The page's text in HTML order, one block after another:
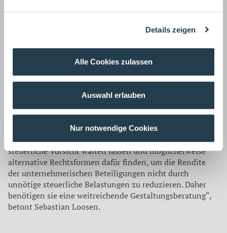
Details zeigen
Alle Cookies zulassen
Auswahl erlauben
Nur notwendige Cookies
selbst gewerblich tätigen oder geprägten
vermögensverwaltenden Personengesellschaft, sind dann
als gewerbliche Einkünfte zu besteuern, wenn diese
wiederum an einer gewerblichen tätigen Gesellschaft
beteiligt ist. „Das führt zu weitreichenden
Herausforderungen im Beteiligungsmanagement und
verkompliziert das Investmentgeschäft von
vermögensverwaltenden Personengesellschaft erheblich.
Investorinnen und Investoren müssen bei der Auswahl
ihrer Beteiligungen durch das Urteil größtmögliche
steuerliche Vorsicht walten lassen und möglicherweise
alternative Rechtsformen dafür finden, um die Rendite
der unternehmerischen Beteiligungen nicht durch
unnötige steuerliche Belastungen zu reduzieren. Daher
benötigen sie eine weitreichende Gestaltungsberatung“,
betont Sebastian Loosen.